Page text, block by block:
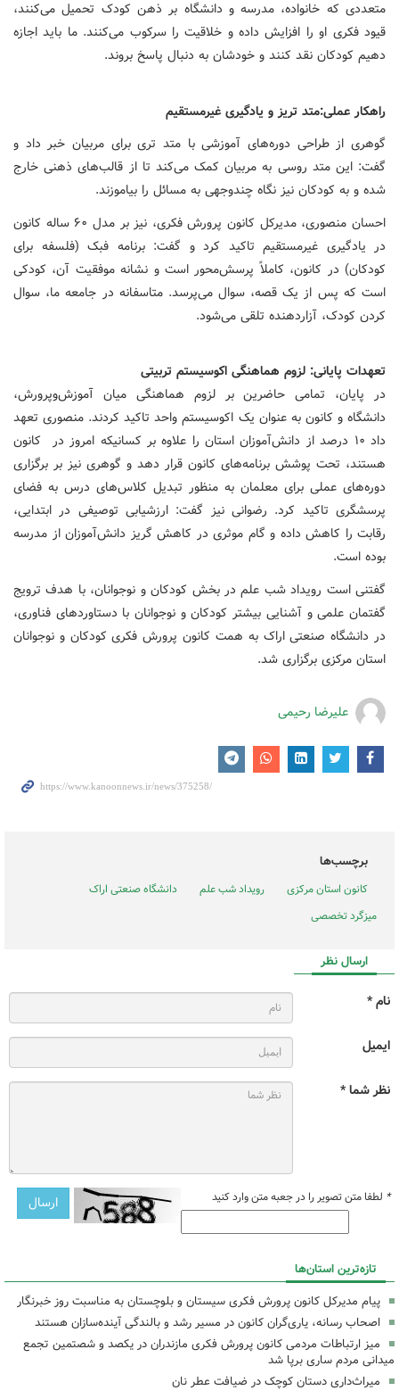
متعددی که خانواده، مدرسه و دانشگاه بر ذهن کودک تحمیل می‌کنند،
قیود فکری او را افزایش داده و خلاقیت را سرکوب می‌کنند. ما باید اجازه
دهیم کودکان نقد کنند و خودشان به دنبال پاسخ بروند.
راهکار عملی:متد تریز و یادگیری غیرمستقیم
گوهری از طراحی دوره‌های آموزشی با متد تری برای مربیان خبر داد و
گفت: این متد روسی به مربیان کمک می‌کند تا از قالب‌های ذهنی خارج
شده و به کودکان نیز نگاه چندوجهی به مسائل را بیاموزند.
احسان منصوری، مدیرکل کانون پرورش فکری، نیز بر مدل ۶۰ ساله کانون
در یادگیری غیرمستقیم تاکید کرد و گفت: برنامه فبک (فلسفه برای
کودکان) در کانون، کاملاً پرسش‌محور است و نشانه موفقیت آن، کودکی
است که پس از یک قصه، سوال می‌پرسد. متاسفانه در جامعه ما، سوال
کردن کودک، آزاردهنده تلقی می‌شود.
تعهدات پایانی: لزوم هماهنگی اکوسیستم تربیتی
در پایان، تمامی حاضرین بر لزوم هماهنگی میان آموزش‌وپرورش،
دانشگاه و کانون به عنوان یک اکوسیستم واحد تاکید کردند. منصوری تعهد
داد ۱۰ درصد از دانش‌آموزان استان را علاوه بر کسانیکه امروز در کانون
هستند، تحت پوشش برنامه‌های کانون قرار دهد و گوهری نیز بر برگزاری
دوره‌های عملی برای معلمان به منظور تبدیل کلاس‌های درس به فضای
پرسشگری تاکید کرد. رضوانی نیز گفت: ارزشیابی توصیفی در ابتدایی،
رقابت را کاهش داده و گام موثری در کاهش گریز دانش‌آموزان از مدرسه
بوده است.
گفتنی است رویداد شب علم در بخش کودکان و نوجوانان، با هدف ترویج
گفتمان علمی و آشنایی بیشتر کودکان و نوجوانان با دستاوردهای فناوری،
در دانشگاه صنعتی اراک به همت کانون پرورش فکری کودکان و نوجوانان
استان مرکزی برگزاری شد.
علیرضا رحیمی
برچسب‌ها
کانون استان مرکزی رویداد شب علم
دانشگاه صنعتی اراک
میزگرد تخصصی
ارسال نظر
نام *
ایمیل
نظر شما *
* لطفا متن تصویر را در جعبه متن وارد کنید
تازه‌ترین استان‌ها
پیام مدیرکل کانون پرورش فکری سیستان و بلوچستان به مناسبت روز خبرنگار
اصحاب رسانه، یاری‌گران کانون در مسیر رشد و بالندگی آینده‌سازان هستند
میز ارتباطات مردمی کانون پرورش فکری مازندران در یکصد و شصتمین تجمع
میدانی مردم ساری برپا شد
میراث‌داری دستان کوچک در ضیافت عطر نان